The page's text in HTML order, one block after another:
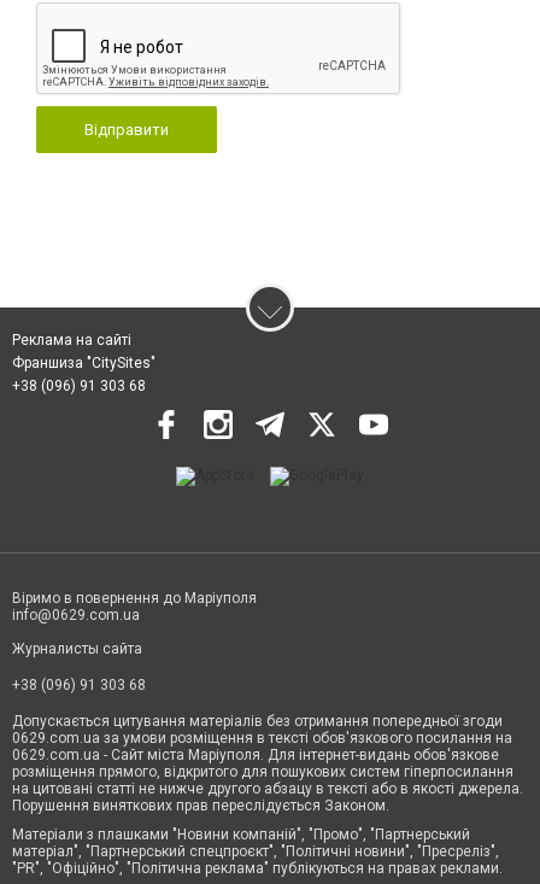
Відправити
Реклама на сайті
Франшиза "CitySites"
+38 (096) 91 303 68
Віримо в повернення до Маріуполя
info@0629.com.ua
Журналисты сайта
+38 (096) 91 303 68
Допускається цитування матеріалів без отримання попередньої згоди
0629.com.ua за умови розміщення в тексті обов'язкового посилання на
0629.com.ua - Сайт міста Маріуполя. Для інтернет-видань обов'язкове
розміщення прямого, відкритого для пошукових систем гіперпосилання
на цитовані статті не нижче другого абзацу в тексті або в якості джерела.
Порушення виняткових прав переслідується Законом.
Матеріали з плашками "Новини компаній", "Промо", "Партнерський
матеріал", "Партнерський спецпроєкт", "Політичні новини", "Пресреліз",
"PR", "Офіційно", "Політична реклама" публікуються на правах реклами.